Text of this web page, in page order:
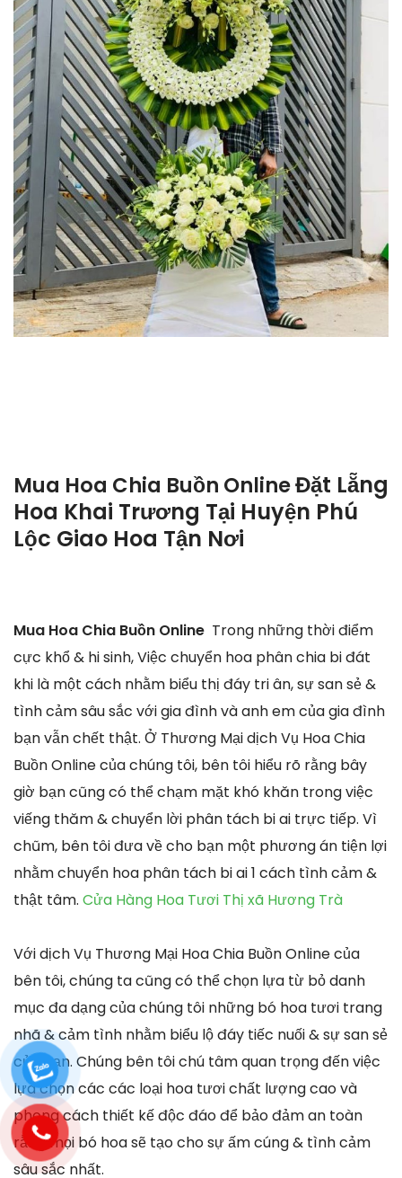
Mua Hoa Chia Buồn OnlineĐặt Lẵng
Hoa Khai Trương Tại Huyện Phú
Lộc Giao Hoa Tận Nơi
Mua Hoa Chia Buồn Online Trong những thời điểm
cực khổ & hi sinh, Việc chuyển hoa phân chia bi đát
khi là một cách nhằm biểu thị đáy tri ân, sự san sẻ &
tình cảm sâu sắc với gia đình và anh em của gia đình
bạn vẫn chết thật. Ở Thương Mại dịch Vụ Hoa Chia
Buồn Online của chúng tôi, bên tôi hiểu rõ rằng bây
giờ bạn cũng có thể chạm mặt khó khăn trong việc
viếng thăm & chuyển lời phân tách bi ai trực tiếp. Vì
chũm, bên tôi đưa về cho bạn một phương án tiện lợi
nhằm chuyển hoa phân tách bi ai 1 cách tình cảm &
thật tâm. Cửa Hàng Hoa Tươi Thị xã Hương Trà
Với dịch Vụ Thương Mại Hoa Chia Buồn Online của
bên tôi, chúng ta cũng có thể chọn lựa từ bỏ danh
mục đa dạng của chúng tôi những bó hoa tươi trang
nhã & cảm tình nhằm biểu lộ đáy tiếc nuối & sự san sẻ
của bạn. Chúng bên tôi chú tâm quan trọng đến việc
lựa chọn các các loại hoa tươi chất lượng cao và
phong cách thiết kế độc đáo để bảo đảm an toàn
rằng mọi bó hoa sẽ tạo cho sự ấm cúng & tình cảm
sâu sắc nhất.